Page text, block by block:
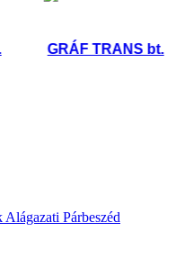
GRÁF TRANS bt.
Párbeszéd